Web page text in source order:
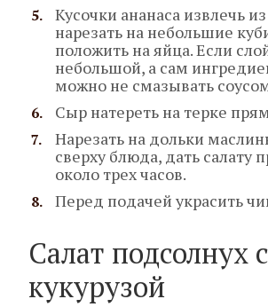
Кусочки ананаса извлечь
нарезать на небольшие
положить на яйца. Если
небольшой, а сам
можно не смазывать
Сыр натереть на терке
Нарезать на дольки
сверху блюда, дать салату
около трех часов.
Перед подачей украсить
Салат подсолнух с
кукурузой